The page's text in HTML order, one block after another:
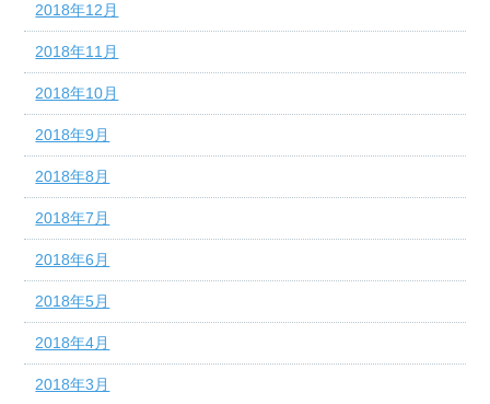
2018年12月
2018年11月
2018年10月
2018年9月
2018年8月
2018年7月
2018年6月
2018年5月
2018年4月
2018年3月